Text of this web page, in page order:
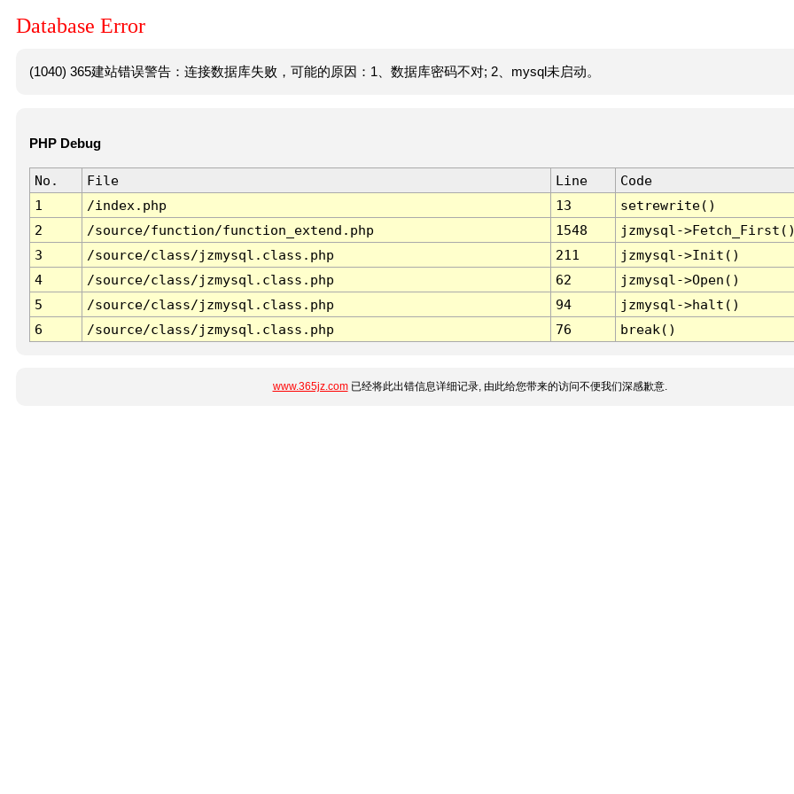
Database Error
(1040) 365建站错误警告：连接数据库失败，可能的原因：1、数据库密码不对; 2、mysql未启动。
PHP Debug
No. File Line
Code
1
/index.php 13
setrewrite()
2
/source/function/function_extend.php 1548
jzmysql-
3
/source/class/jzmysql.class.php 211
jzmysql->Init()
4
/source/class/jzmysql.class.php 62
jzmysql->Open()
5
/source/class/jzmysql.class.php 94
jzmysql->halt()
6
/source/class/jzmysql.class.php 76 break()
www.365jz.com已经将此出错信息详细记录, 由此给您带来的访问不便我们深感歉意.